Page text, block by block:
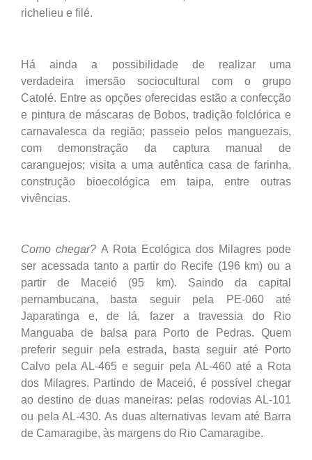
richelieu e filé.
Há ainda a possibilidade de realizar uma
verdadeira imersão sociocultural com o grupo
Catolé. Entre as opções oferecidas estão a confecção
e pintura de máscaras de Bobos, tradição folclórica e
carnavalesca da região; passeio pelos manguezais,
com demonstração da captura manual de
caranguejos; visita a uma autêntica casa de farinha,
construção bioecológica em taipa, entre outras
vivências.
Como chegar? A Rota Ecológica dos Milagres pode
ser acessada tanto a partir do Recife (196 km) ou a
partir de Maceió (95 km). Saindo da capital
pernambucana, basta seguir pela PE-060 até
Japaratinga e, de lá, fazer a travessia do Rio
Manguaba de balsa para Porto de Pedras. Quem
preferir seguir pela estrada, basta seguir até Porto
Calvo pela AL-465 e seguir pela AL-460 até a Rota
dos Milagres. Partindo de Maceió, é possível chegar
ao destino de duas maneiras: pelas rodovias AL-101
ou pela AL-430. As duas alternativas levam até Barra
de Camaragibe, às margens do Rio Camaragibe.